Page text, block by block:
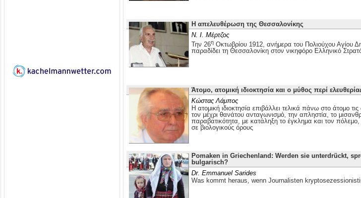
Η απελευθέρωση της Θεσσαλονίκης
Ν. Ι. Μέρτζος
Την 26η Οκτωβρίου 1912, ανήμερα του Πολιούχου
παραδίδει τη Θεσσαλονίκη στον νικηφόρο Ελληνικό
Άτομο, ατομική ιδιοκτησία και ο μύθος περί
Κώστας Λάμπος
Η ατομική ιδιοκτησία επιβάλλει τελικά πάνω στο άτομο
τον μέχρι θανάτου ανταγωνισμό, την απληστία, το
παραβατικότητα, με κατάληξη το έγκλημα και τον
σε βιολογικούς όρους
Pomaken in Griechenland: Werden sie unterdrückt,
bulgarisch?
Dr. Emmanuel Sarides
Was kommt heraus, wenn Journalisten